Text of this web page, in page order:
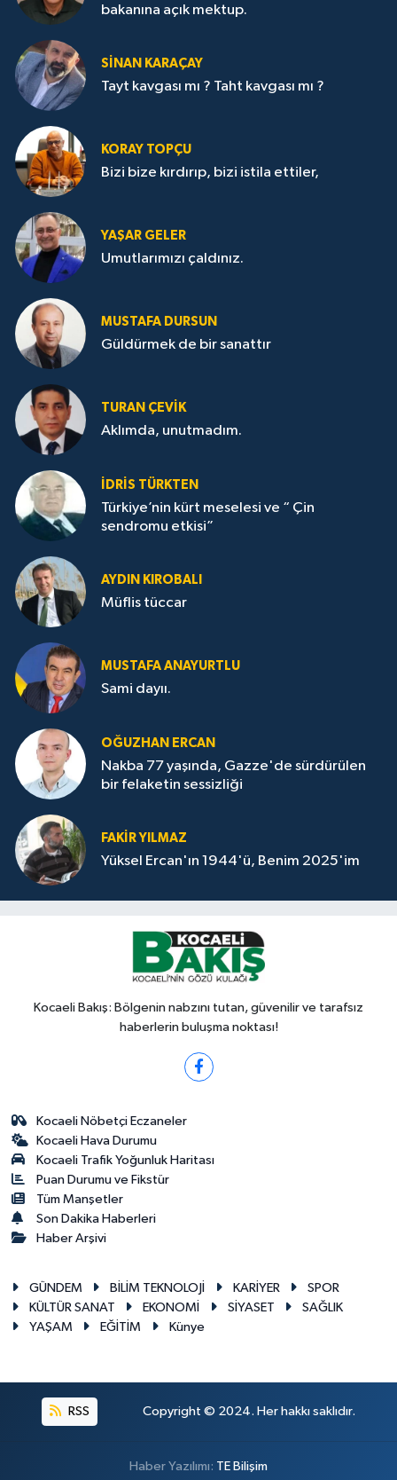
bakanına açık mektup.
SİNAN KARAÇAY
Tayt kavgası mı ? Taht kavgası mı ?
KORAY TOPÇU
Bizi bize kırdırıp, bizi istila ettiler,
YAŞAR GELER
Umutlarımızı çaldınız.
MUSTAFA DURSUN
Güldürmek de bir sanattır
TURAN ÇEVİK
Aklımda, unutmadım.
İDRİS TÜRKTEN
Türkiye’nin kürt meselesi ve “ Çin
sendromu etkisi”
AYDIN KIROBALI
Müflis tüccar
MUSTAFA ANAYURTLU
Sami dayıı.
OĞUZHAN ERCAN
Nakba 77 yaşında, Gazze'de sürdürülen
bir felaketin sessizliği
FAKİR YILMAZ
Yüksel Ercan'ın 1944'ü, Benim 2025'im
Kocaeli Bakış: Bölgenin nabzını tutan, güvenilir ve tarafsız
haberlerin buluşma noktası!
Kocaeli Nöbetçi Eczaneler
Kocaeli Hava Durumu
Kocaeli Trafik Yoğunluk Haritası
Puan Durumu ve Fikstür
Tüm Manşetler
Son Dakika Haberleri
Haber Arşivi
GÜNDEM BİLİM TEKNOLOJİ KARİYER
SPOR
KÜLTÜR SANAT
EKONOMİ SİYASET
SAĞLIK
YAŞAM
EĞİTİM Künye
RSS Copyright © 2024. Her hakkı saklıdır.
Haber Yazılımı: TE Bilişim